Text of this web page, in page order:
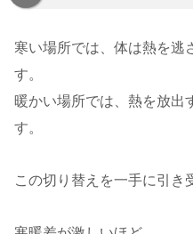
寒い場所では、体は熱を逃
す。
暖かい場所では、熱を放出
す。
この切り替えを一手に引き